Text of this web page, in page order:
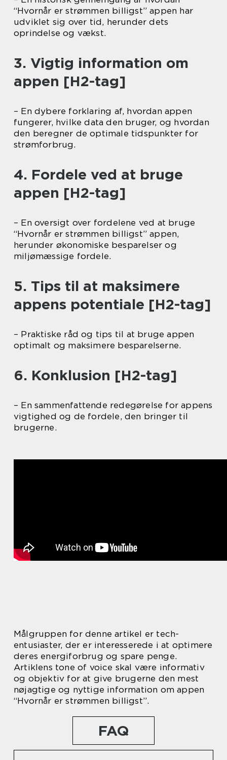
“Hvornår er strømmen billigst” appen har
udviklet sig over tid, herunder dets
oprindelse og vækst.
3. Vigtig information om
appen [H2-tag]
– En dybere forklaring af, hvordan appen
fungerer, hvilke data den bruger, og hvordan
den beregner de optimale tidspunkter for
strømforbrug.
4. Fordele ved at bruge
appen [H2-tag]
– En oversigt over fordelene ved at bruge
“Hvornår er strømmen billigst” appen,
herunder økonomiske besparelser og
miljømæssige fordele.
5. Tips til at maksimere
appens potentiale [H2-tag]
– Praktiske råd og tips til at bruge appen
optimalt og maksimere besparelserne.
6. Konklusion [H2-tag]
– En sammenfattende redegørelse for appens
vigtighed og de fordele, den bringer til
brugerne.
Målgruppen for denne artikel er tech-
entusiaster, der er interesserede i at optimere
deres energiforbrug og spare penge.
Artiklens tone of voice skal være informativ
og objektiv for at give brugerne den mest
nøjagtige og nyttige information om appen
“Hvornår er strømmen billigst”.
FAQ